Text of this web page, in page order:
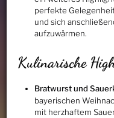
perfekte
und sich
aufzuwärmen.
Kulinarische
Bratwurst und
bayerischen
mit herzhaftem